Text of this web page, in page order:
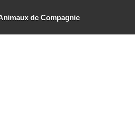
de Compagnie